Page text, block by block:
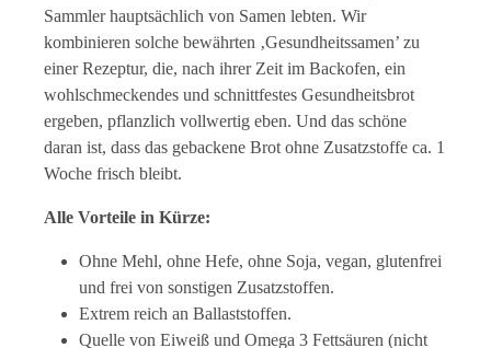
Sammler hauptsächlich von Samen lebten. Wir
kombinieren solche bewährten ‚Gesundheitssamen’ zu
einer Rezeptur, die, nach ihrer Zeit im Backofen, ein
wohlschmeckendes und schnittfestes Gesundheitsbrot
ergeben, pflanzlich vollwertig eben. Und das schöne
daran ist, dass das gebackene Brot ohne Zusatzstoffe ca. 1
Woche frisch bleibt.
Alle Vorteile in Kürze:
Ohne Mehl, ohne Hefe, ohne Soja, vegan, glutenfrei
und frei von sonstigen Zusatzstoffen.
Extrem reich an Ballaststoffen.
Quelle von Eiweiß und Omega 3 Fettsäuren (nicht